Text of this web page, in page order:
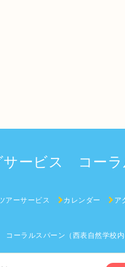
サービス コーラ
アーサービス カレンダー ア
ーラルスパーン（西表自然学校内